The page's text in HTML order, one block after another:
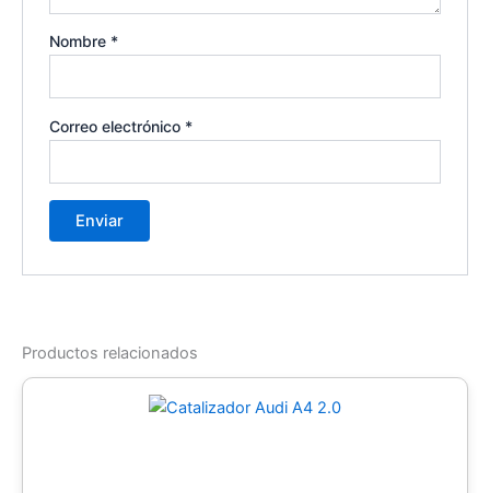
Nombre *
Correo electrónico *
Productos relacionados